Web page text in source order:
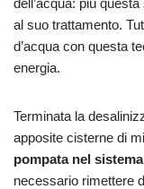
dell’acqua: più
al suo trattamento.
d’acqua con questa
energia.
Terminata la
apposite cisterne di
pompata nel
necessario rimettere